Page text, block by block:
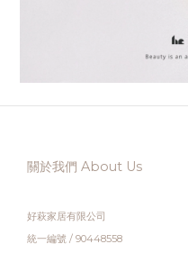
關於我們 About Us
好萩家居有限公司
統一編號 / 90448558